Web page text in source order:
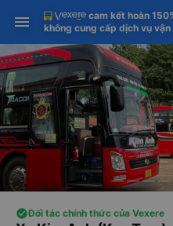
Tải app
Nhận ưu đãi
quyền
Tải app
-30k/ghế khi
app
cam kết hoàn
không cung cấp dịch vụ vận
Đối tác chính thức của Vexere